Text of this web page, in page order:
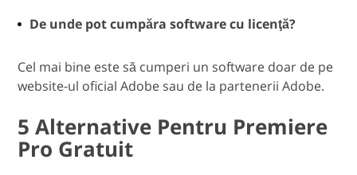
De unde pot cumpăra software cu licenţă?
Cel mai bine este să cumperi un software doar de pe
website-ul oficial Adobe sau de la partenerii Adobe.
5 Alternative Pentru Premiere
Pro Gratuit